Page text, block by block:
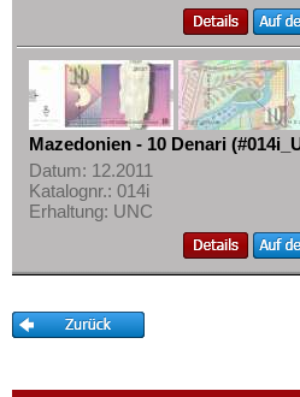
Mazedonien - 10 Denari
Datum: 12.2011
Katalognr.: 014i
Erhaltung: UNC